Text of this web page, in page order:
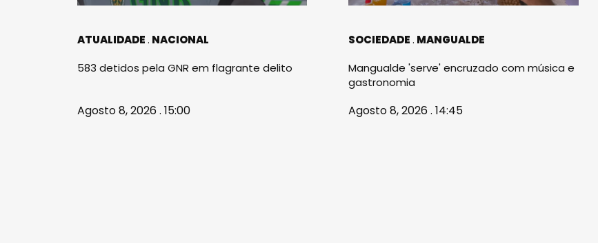
ATUALIDADE NACIONAL
583 detidos pela GNR em flagrante delito
Agosto 8, 2026 . 15:00
SOCIEDADE MANGUALDE
Mangualde 'serve' encruzado com música e
gastronomia
Agosto 8, 2026 . 14:45